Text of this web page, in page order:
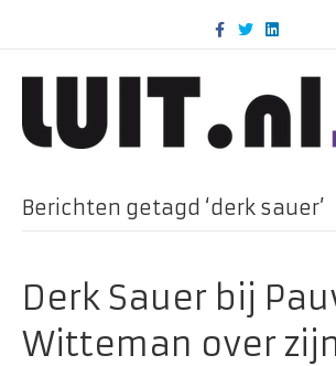
c
k
T
w
i
n
d
Berichten getagd ‘derk sauer’
Derk Sauer bij
Witteman over